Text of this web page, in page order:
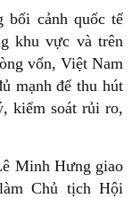
bối cảnh quốc tế
khu vực và trên
vốn, Việt Nam
mạnh để thu hút
kiểm soát rủi ro,
Minh Hưng giao
Chủ tịch Hội